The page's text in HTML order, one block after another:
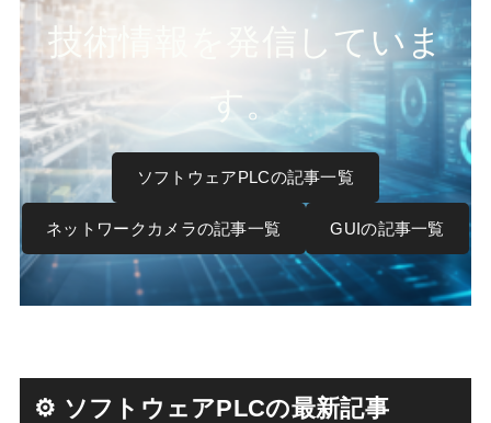
技術情報を発信していま
す。
ソフトウェアPLCの記事一覧
ネットワークカメラの記事一覧 GUIの記事一覧
⚙ ソフトウェアPLCの最新記事